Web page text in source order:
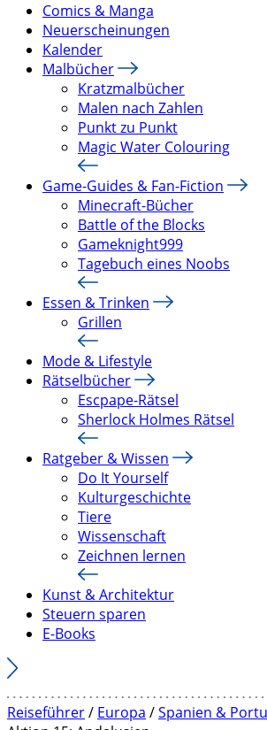
Comics & Manga
Neuerscheinungen
Kalender
Malbücher
Kratzmalbücher
Malen nach Zahlen
Punkt zu Punkt
Magic Water Colouring
Game-Guides & Fan-Fiction
Minecraft-Bücher
Battle of the Blocks
Gameknight999
Tagebuch eines Noobs
Essen & Trinken
Grillen
Mode & Lifestyle
Rätselbücher
Escpape-Rätsel
Sherlock Holmes Rätsel
Ratgeber & Wissen
Do It Yourself
Kulturgeschichte
Tiere
Wissenschaft
Zeichnen lernen
Kunst & Architektur
Steuern sparen
E-Books
Reiseführer/ Europa /Spanien &